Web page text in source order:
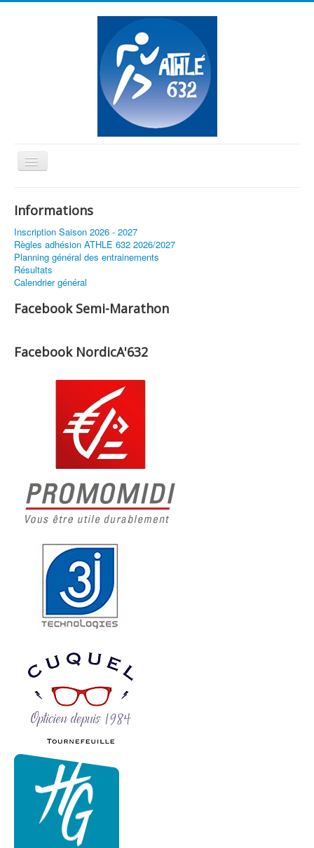
Basculer
la
Vous êtes ici :
Informations
Inscription Saison 2026 - 2027
Règles adhésion ATHLE 632 2026/2027
Planning général des entrainements
Résultats
Calendrier général
Facebook Semi-Marathon
Facebook NordicA'632